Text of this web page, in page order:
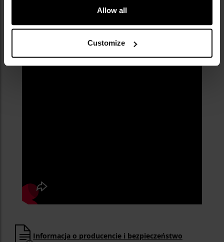
Allow all
Customize
Informacja o producencie i bezpieczeństwo